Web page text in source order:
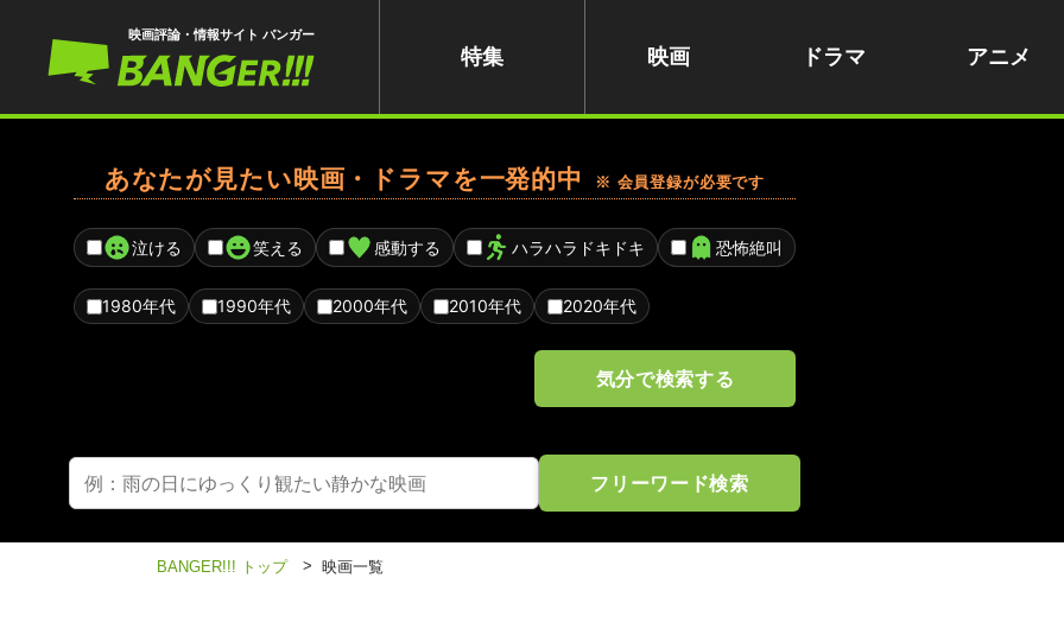
映画評論・情報サイト バンガー
特集 映画 ドラマ アニメ
あなたが見たい映画・ドラマを一発的中 ※ 会員登録が必要です
泣ける 笑える 感動する ハラハラドキドキ 恐怖絶叫
1980年代 1990年代 2000年代 2010年代 2020年代
気分で検索する
フリーワード検索
BANGER!!! トップ > 映画一覧